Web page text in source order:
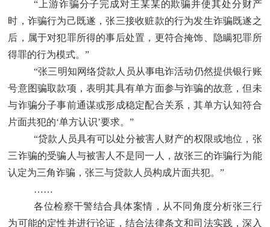
“上游诈骗分子完成对王某某的欺骗并使其处分财产
时，诈骗行为己既遂，张三接收赃款的行为发生诈骗既遂之
后，属于对犯罪所得的事后处置，更符合掩饰、隐瞒犯罪所
得罪的行为模式。”
“张三明知网络贷款人员从事电诈活动仍然提供银行账
号意图骗取款项，表明其具有单方面参与诈骗的故意，但未
与诈骗分子事前通谋或形成稳定配合关系，其单方认知符合
片面共犯的‘单方认识’要求。”
“贷款人员具有可以处分被害人财产的权限或地位，张
三诈骗的受骗人与被害人不是同一人，故张三的诈骗行为能
认定为三角诈骗，张三与贷款人员构成片面共犯。”
……
各位检察干警结合具体案情，从不同角度分析张三行
为可能的定性并进行论证，结合法律条文和司法实践，深入